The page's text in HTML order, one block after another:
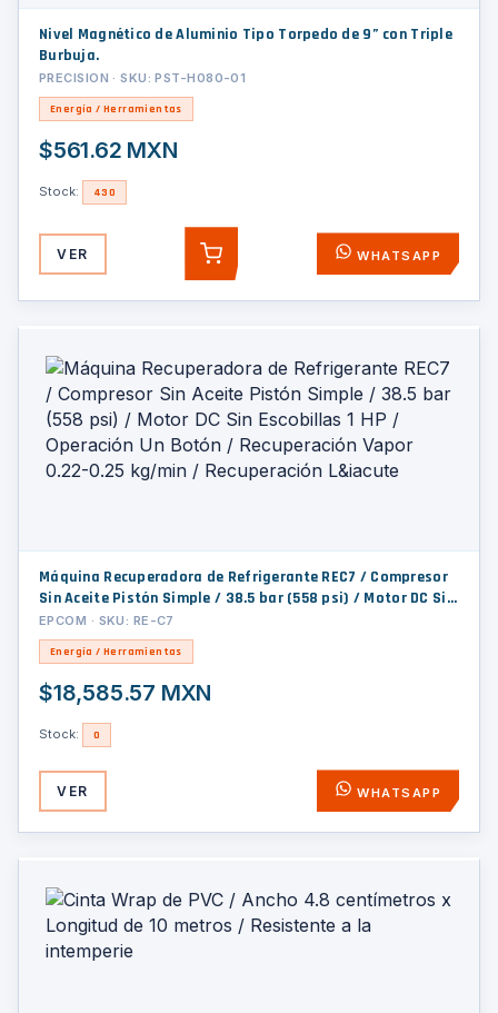
Nivel Magnético de Aluminio Tipo Torpedo de 9” con Triple
Burbuja.
PRECISION · SKU: PST-H080-01
Energía / Herramientas
$561.62 MXN
Stock: 430
VER AGREGAR WHATSAPP
Máquina Recuperadora de Refrigerante REC7 / Compresor
Sin Aceite Pistón Simple / 38.5 bar (558 psi) / Motor DC Sin
Escobillas 1 HP / Operación Un Botón / Recuperación Vapor
0.22-0.25 kg/min / Recuperación L&iacute
EPCOM · SKU: RE-C7
Energía / Herramientas
$18,585.57 MXN
Stock: 0
VER WHATSAPP